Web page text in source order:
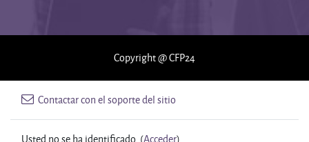
Copyright @ CFP24
Contactar con el soporte del sitio
Usted no se ha identificado. (Acceder)